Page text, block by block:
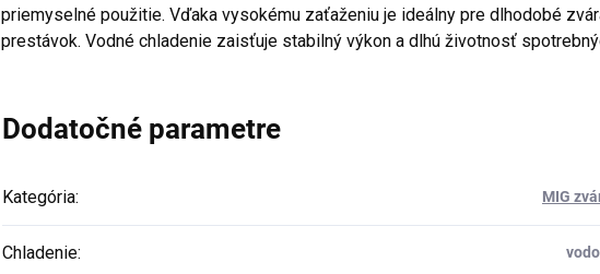
priemyselné použitie. Vďaka vysokému zaťaženiu je ideálny pre dlhodobé
prestávok. Vodné chladenie zaisťuje stabilný výkon a dlhú životnosť
Dodatočné parametre
Kategória: MIG
Chladenie: